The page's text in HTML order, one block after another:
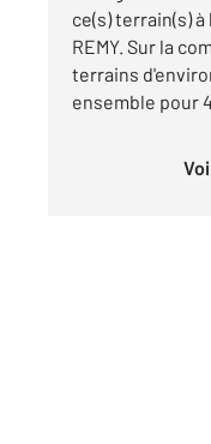
ce(s) terrain(s)
REMY. Sur la
terrains
ensemble pour